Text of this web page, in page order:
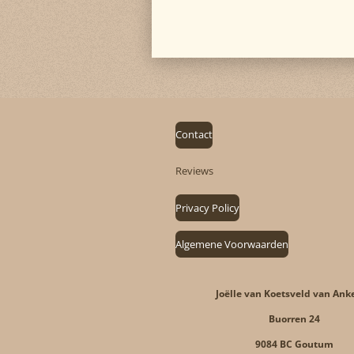
Contact
Reviews
Privacy Policy
Algemene Voorwaarden
Joëlle van Koetsveld van
Buorren 24
9084 BC Goutum